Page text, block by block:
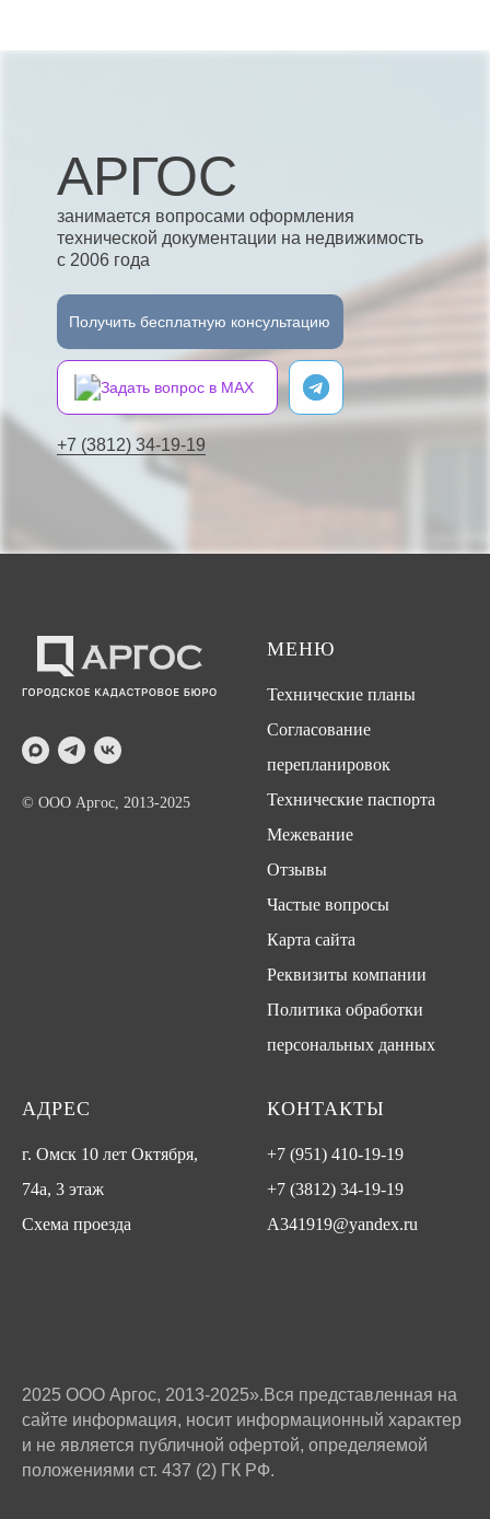
АРГОС
занимается вопросами оформления
технической документации на недвижимость
с 2006 года
Получить бесплатную консультацию
+7 (3812) 34-19-19
Задать вопрос в MAX
© ООО Аргос, 2013-2025
МЕНЮ
Технические планы
Согласование
перепланировок
Технические паспорта
Межевание
Отзывы
Частые вопросы
Карта сайта
Реквизиты компании
Политика обработки
персональных данных
АДРЕС
г. Омск 10 лет Октября,
74а, 3 этаж
Схема проезда
КОНТАКТЫ
+7 (951) 410-19-19
+7 (3812) 34-19-19
A341919@yandex.ru
2025 ООО Аргос, 2013-2025».Вся представленная на
сайте информация, носит информационный характер
и не является публичной офертой, определяемой
положениями ст. 437 (2) ГК РФ.